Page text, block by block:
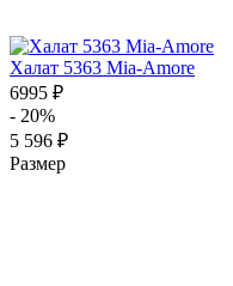
Халат 5363 Mia-Amore
6995 ₽
- 20%
5 596 ₽
Размер